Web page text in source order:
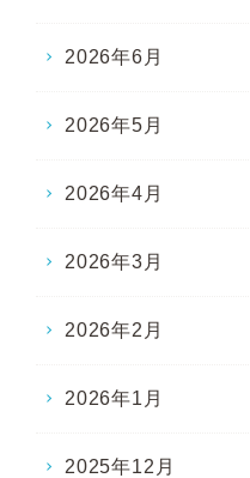
2026年6月
2026年5月
2026年4月
2026年3月
2026年2月
2026年1月
2025年12月